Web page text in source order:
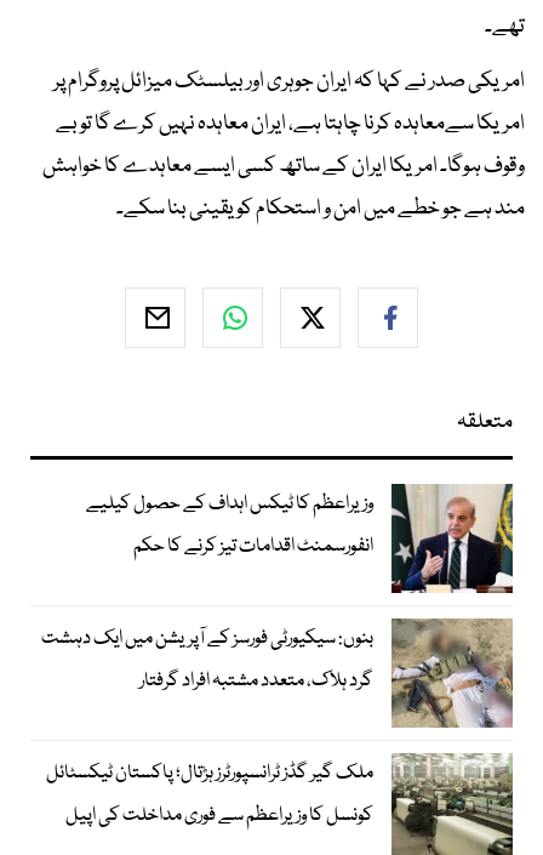
تھے۔
امریکی صدر نے کہا کہ ایران جوہری اور بیلسٹک میزائل پروگرام پر
امریکا سےمعاہدہ کرنا چاہتا ہے، ایران معاہدہ نہیں کرے گا تو بے
وقوف ہوگا۔ امریکا ایران کے ساتھ کسی ایسے معاہدے کا خواہش
مند ہے جو خطے میں امن و استحکام کو یقینی بنا سکے۔
متعلقہ
وزیراعظم کا ٹیکس اہداف کے حصول کیلیے
انفورسمنٹ اقدامات تیز کرنے کا حکم
بنوں: سیکیورٹی فورسز کے آپریشن میں ایک دہشت
گرد ہلاک، متعدد مشتبہ افراد گرفتار
ملک گیر گڈز ٹرانسپورٹرز ہڑتال؛ پاکستان ٹیکسٹائل
کونسل کا وزیراعظم سے فوری مداخلت کی اپیل